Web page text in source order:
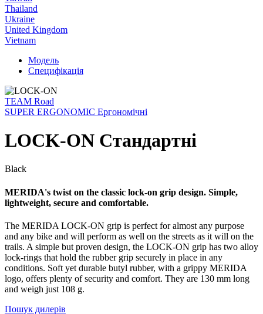
Thailand
Ukraine
United Kingdom
Vietnam
Модель
Специфікація
TEAM Road
SUPER ERGONOMIC Ергономічні
LOCK-ON Стандартні
Black
MERIDA's twist on the classic lock-on grip design. Simple,
lightweight, secure and comfortable.
The MERIDA LOCK-ON grip is perfect for almost any purpose
and any bike and will perform as well on the streets as it will on the
trails. A simple but proven design, the LOCK-ON grip has two alloy
lock-rings that hold the rubber grip securely in place in any
conditions. Soft yet durable butyl rubber, with a grippy MERIDA
logo, offers plenty of security and comfort. They are 130 mm long
and weigh just 108 g.
Пошук дилерів